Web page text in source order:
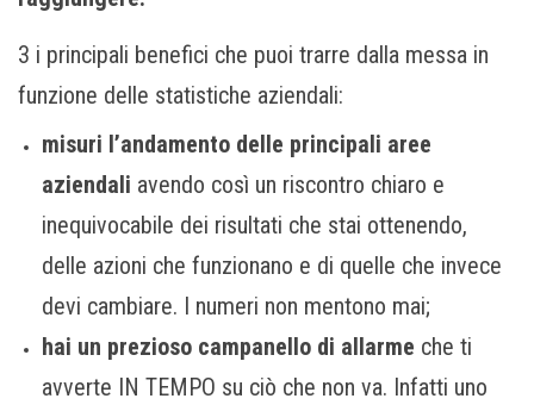
3 i principali benefici che puoi trarre dalla messa in
funzione delle statistiche aziendali:
misuri l’andamento delle principali aree
aziendali avendo così un riscontro chiaro e
inequivocabile dei risultati che stai ottenendo,
delle azioni che funzionano e di quelle che invece
devi cambiare. I numeri non mentono mai;
hai un prezioso campanello di allarme che ti
avverte IN TEMPO su ciò che non va. Infatti uno